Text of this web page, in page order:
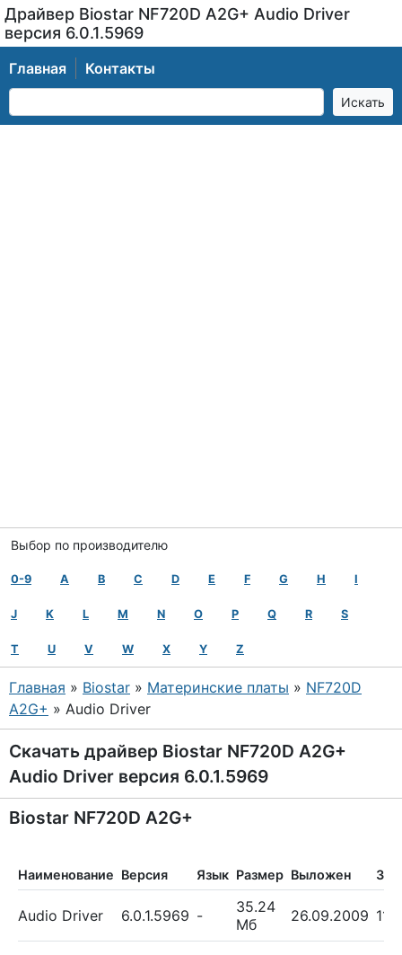
Драйвер Biostar NF720D A2G+ Audio Driver
версия 6.0.1.5969
Главная Контакты
Выбор по производителю
0-9 A B C D E F G H I
J K L M N O P Q R S
T U V W X Y Z
Главная » Biostar » Материнские платы » NF720D
A2G+ » Audio Driver
Скачать драйвер Biostar NF720D A2G+
Audio Driver версия 6.0.1.5969
Biostar NF720D A2G+
Наименование Версия Язык Размер Выложен
Audio Driver 6.0.1.5969 -
35.24
Мб
26.09.2009 113